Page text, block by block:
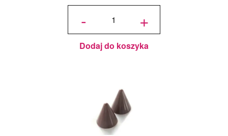
-
ilość Forma
LOVE 5 -
26,5x25mm
- Silikomart +
Dodaj do koszyka